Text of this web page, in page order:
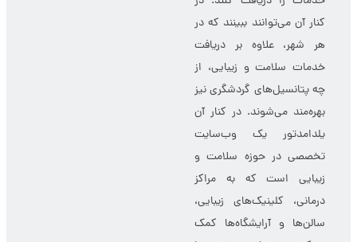
مقایسه کنند. سپس با تماس
مستقیم با مرکز ارایه‌دهنده
خدمات سلامت و زیبایی،
مشاوره‌های لازم جهت گرفتن
خدمات را دریافت کنند. در
کنار آن می‌توانند ببینند که در
هر شهر، علاوه بر دریافت
خدمات سلامت و زیبایی، از
چه پتانسیل‌های گردشگری نیز
بهره‌مند می‌شوند. در کنار آن